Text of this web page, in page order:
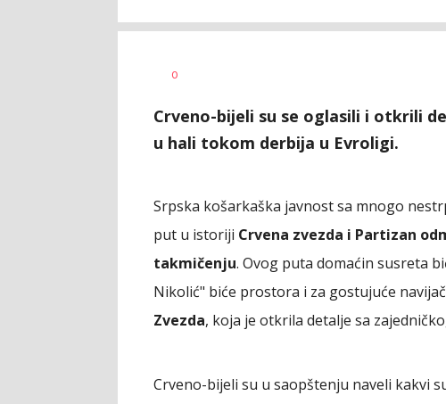
AUTOR
0
Crveno-bijeli su se oglasili i otkrili
u hali tokom derbija u Evroligi.
Srpska košarkaška javnost sa mnogo
put u istoriji Crvena zvezda i Partizan
takmičenju. Ovog puta domaćin susreta
Nikolić" biće prostora i za gostujuće
Zvezda, koja je otkrila detalje sa
Crveno-bijeli su u saopštenju naveli kakvi